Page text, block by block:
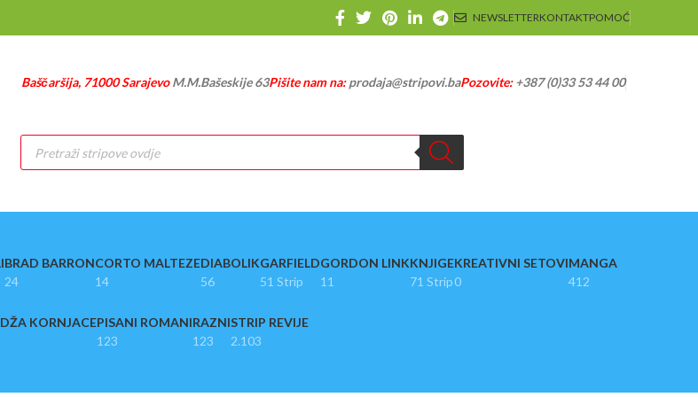
NEWSLETTERKONTAKTPOMOĆ
Baščaršija, 71000 SarajevoM.M.Bašeskije 63Pišite nam na:prodaja@stripovi.baPozovite:+387 (0)33 53 44 00
Products
search
BRAD BARRON
24
CORTO MALTEZE
14
DIABOLIK
56
GARFIELD
51 Strip
GORDON LINK
11
KNJIGE
71 Strip
KREATIVNI SETOVI
0
MANGA
412
KORNJACEPISANI ROMANI
123
RAZNI
123
STRIP REVIJE
2.103